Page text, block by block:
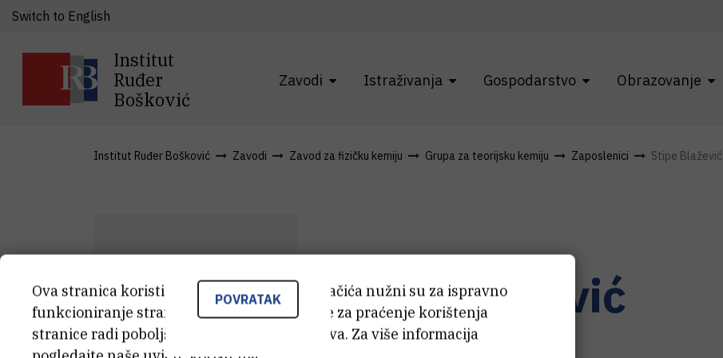
Institut
Ruđer
Bošković
Zavodi Istraživanja Gospodarstvo Obrazovanje
Switch to English
Institut Ruđer Bošković Zavodi Zavod za fizičku kemiju Grupa za teorijsku kemiju Zaposlenici Stipe Blažević
B Stipe Blažević
Asistent
POVRATAK
Ova stranica koristi kolačiće. Neki od tih kolačića nužni su za ispravno
funkcioniranje stranice, dok se drugi koriste za praćenje korištenja
stranice radi poboljšanja korisničkog iskustva. Za više informacija